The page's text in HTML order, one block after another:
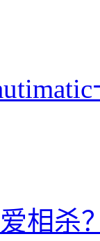
相杀